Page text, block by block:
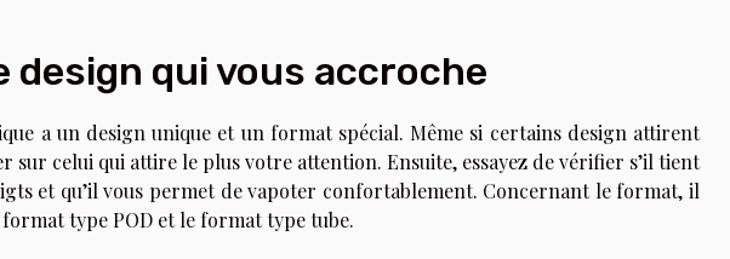
design qui vous accroche
a un design unique et un format spécial. Même si certains design attirent
sur celui qui attire le plus votre attention. Ensuite, essayez de vérifier s’il tient
et qu’il vous permet de vapoter confortablement. Concernant le format, il
format type POD et le format type tube.